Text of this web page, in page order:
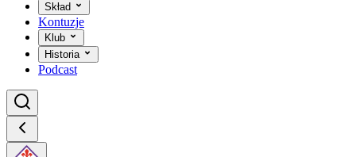
Skład
Kontuzje
Klub
Historia
Podcast